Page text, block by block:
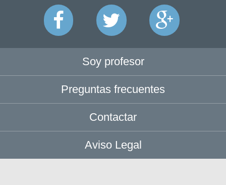
Soy profesor
Preguntas frecuentes
Contactar
Aviso Legal